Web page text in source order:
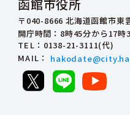
函館市役所
〒040-8666 北海道函館市東
開庁時間：8時45分から17
TEL ：0138-21-3111(代)
MAIL ：